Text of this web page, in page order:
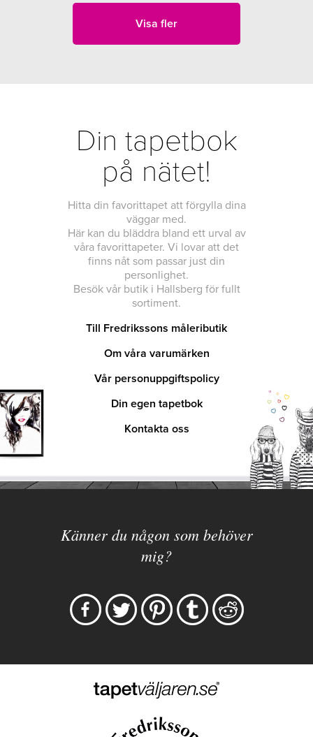
Visa fler
Din tapetbok
på nätet!
Hitta din favorittapet att förgylla dina
väggar med.
Här kan du bläddra bland ett urval av
våra favorittapeter. Vi lovar att det
finns nåt som passar just din
personlighet.
Besök vår butik i Hallsberg för fullt
sortiment.
Till Fredrikssons måleributik
Om våra varumärken
Vår personuppgiftspolicy
Din egen tapetbok
Kontakta oss
Känner du någon som behöver
mig?